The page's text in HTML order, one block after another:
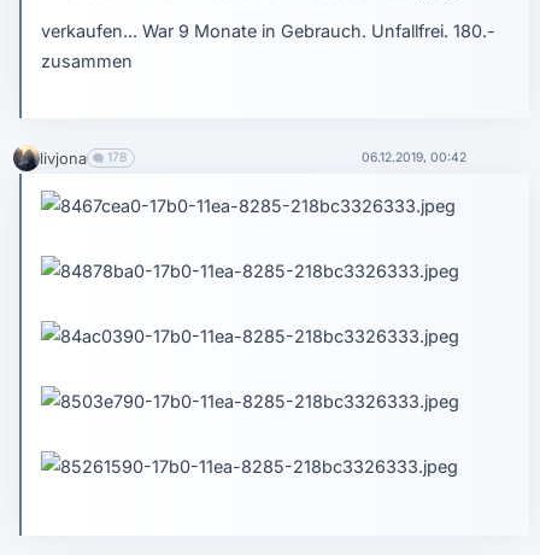
verkaufen... War 9 Monate in Gebrauch. Unfallfrei. 180.-
zusammen
livjona 178 06.12.2019, 00:42